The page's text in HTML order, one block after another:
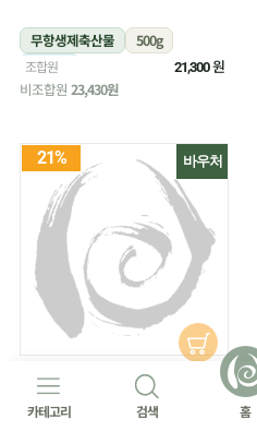
무항생제축산물
500g
냉장
조합원 21,300원
비조합원 23,430원
바우처
21%
4.8후기 27
(농할 국산)부추(180g/무농약)
카테고리 검색 홈